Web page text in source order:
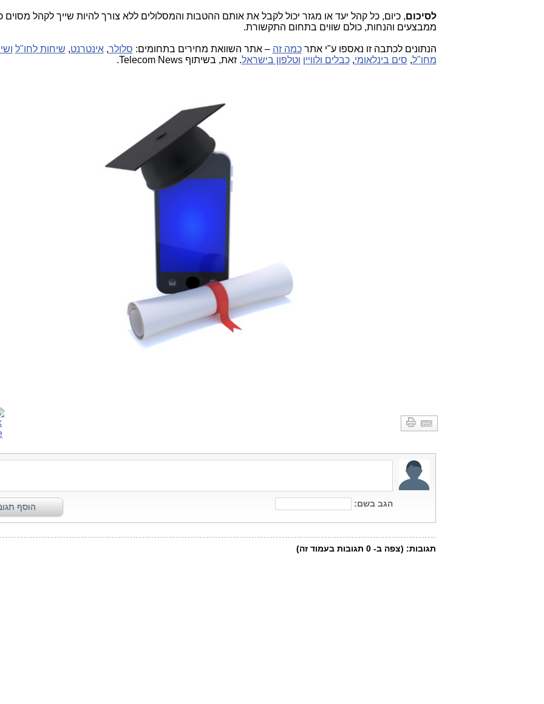
לסיכום, כיום, כל קהל יעד או מגזר יכול לקבל את אותם ההטבות והמסלולים ללא צורך להיות שייך לקהל מסוים
ממבצעים והנחות, כולם שווים בתחום התקשורת.
הנתונים לכתבה זו נאספו ע"י אתרכמה זה – אתר השוואת מחירים בתחומים: סלולר,אינטרנט, שיחות לחו"ל
מחו"ל, סים בינלאומי,כבלים ולוויין וטלפון בישראל. זאת, בשיתוףTelecom News
.